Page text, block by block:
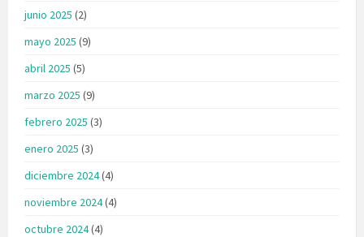
junio 2025 (2)
mayo 2025 (9)
abril 2025 (5)
marzo 2025 (9)
febrero 2025 (3)
enero 2025 (3)
diciembre 2024(4)
noviembre 2024(4)
octubre 2024(4)